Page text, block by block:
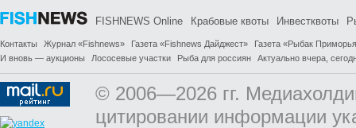
FISHNEWS Online Крабовые квоты Инвестквоты
Контакты Журнал «Fishnews» Газета «Fishnews Дайджест»
Газета «Рыбак
И вновь — аукционы
Лососевые участки Рыба для россиян Актуально вчера,
© 2006—2026 гг.
цитировании информации